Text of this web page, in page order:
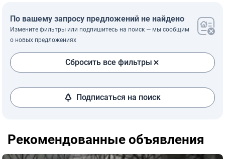
По вашему запросу предложений не найдено
Измените фильтры или подпишитесь на поиск — мы сообщим
о новых предложениях
Сбросить все фильтры
Подписаться на поиск
Рекомендованные объявления